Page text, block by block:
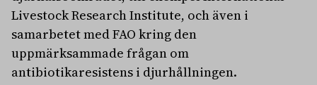
Livestock Research Institute, och även i
samarbetet med FAO kring den
uppmärksammade frågan om
antibiotikaresistens i djurhållningen.